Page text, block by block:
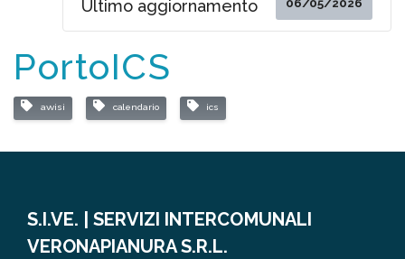
Ultimo aggiornamento 06/05/2026
PortoICS
avvisi calendario ics
S.I.VE. | SERVIZI INTERCOMUNALI
VERONAPIANURA S.R.L.